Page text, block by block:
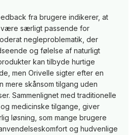
fra brugere indikerer, at
være særligt passende for
negleproblematik, der
og følelse af naturligt
kan tilbyde hurtige
men Orivelle sigter efter en
mere skånsom tilgang uden
Sammenlignet med traditionelle
medicinske tilgange, giver
løsning, som mange brugere
og hudvenlige